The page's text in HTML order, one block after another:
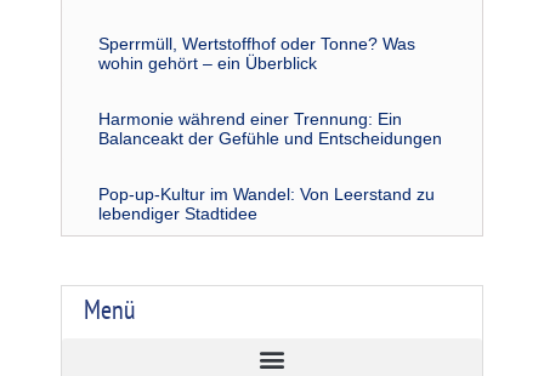
Sperrmüll, Wertstoffhof oder Tonne? Was
wohin gehört – ein Überblick
Harmonie während einer Trennung: Ein
Balanceakt der Gefühle und Entscheidungen
Pop-up-Kultur im Wandel: Von Leerstand zu
lebendiger Stadtidee
Menü